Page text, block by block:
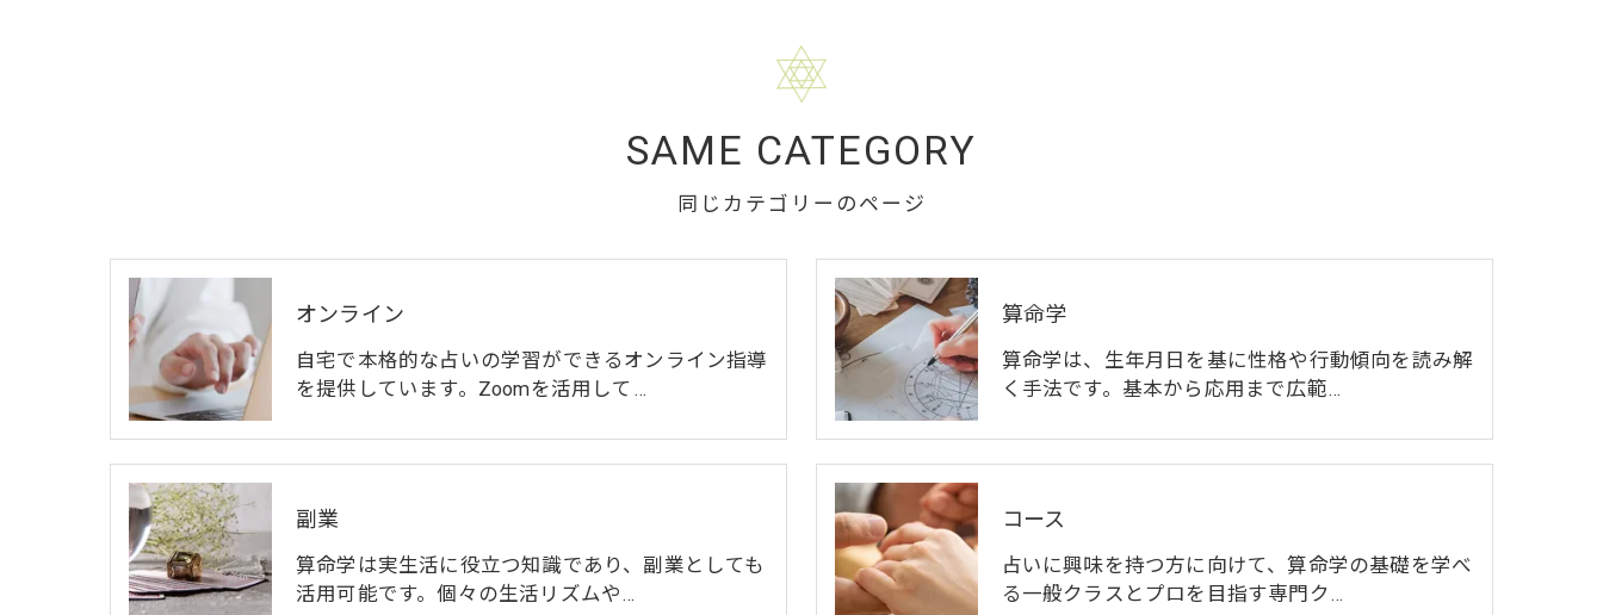
同じカテゴリーのページ
SAME CATEGORY
オンライン
自宅で本格的な占いの学習ができるオンライン指導
を提供しています。Zoomを活用して…
算命学
算命学は、生年月日を基に性格や行動傾向を読み解
く手法です。基本から応用まで広範…
副業
算命学は実生活に役立つ知識であり、副業としても
活用可能です。個々の生活リズムや…
コース
占いに興味を持つ方に向けて、算命学の基礎を学べ
る一般クラスとプロを目指す専門ク…